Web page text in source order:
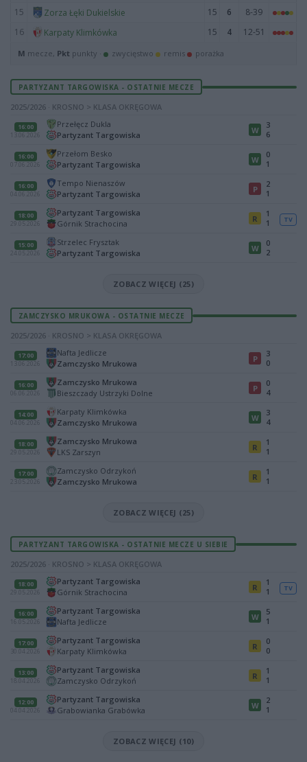
15
Zorza Łęki Dukielskie 15 6
8-39
16
Karpaty Klimkówka 15 4 12-51
M mecze, Pkt punkty · zwycięstwo remis porażka
PARTYZANT TARGOWISKA - OSTATNIE MECZE
2025/2026 · KROSNO > KLASA OKRĘGOWA
16:00
13.06.2026
Przełęcz Dukla
Partyzant Targowiska
W
3
6
16:00
07.06.2026
Przełom Besko
Partyzant Targowiska
W
0
1
16:00
04.06.2026
Tempo Nienaszów
Partyzant Targowiska
P
2
1
18:00
29.05.2026
Partyzant Targowiska
Górnik Strachocina
R
1
1
TV
15:00
24.05.2026
Strzelec Frysztak
Partyzant Targowiska
W
0
2
ZOBACZ WIĘCEJ (25)
ZAMCZYSKO MRUKOWA - OSTATNIE MECZE
2025/2026 · KROSNO > KLASA OKRĘGOWA
17:00
13.06.2026
Nafta Jedlicze
Zamczysko Mrukowa
P
3
0
16:00
06.06.2026
Zamczysko Mrukowa
Bieszczady Ustrzyki Dolne
P
0
4
14:00
04.06.2026
Karpaty Klimkówka
Zamczysko Mrukowa
W
3
4
18:00
29.05.2026
Zamczysko Mrukowa
LKS Zarszyn
R
1
1
17:00
23.05.2026
Zamczysko Odrzykoń
Zamczysko Mrukowa
R
1
1
ZOBACZ WIĘCEJ (25)
PARTYZANT TARGOWISKA - OSTATNIE MECZE U SIEBIE
2025/2026 · KROSNO > KLASA OKRĘGOWA
18:00
29.05.2026
Partyzant Targowiska
Górnik Strachocina
R
1
1
TV
16:00
16.05.2026
Partyzant Targowiska
Nafta Jedlicze
W
5
1
17:00
30.04.2026
Partyzant Targowiska
Karpaty Klimkówka
R
0
0
13:00
18.04.2026
Partyzant Targowiska
Zamczysko Odrzykoń
R
1
1
12:00
04.04.2026
Partyzant Targowiska
Grabowianka Grabówka
W
2
1
ZOBACZ WIĘCEJ (10)